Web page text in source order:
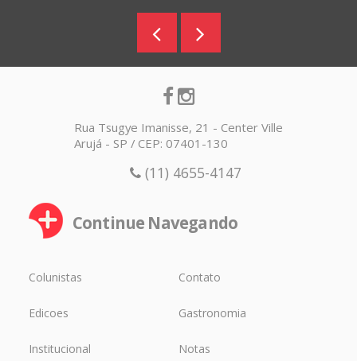
Rua Tsugye Imanisse, 21 - Center Ville
Arujá - SP / CEP: 07401-130
(11) 4655-4147
Continue Navegando
Colunistas Contato
Edicoes Gastronomia
Institucional Notas